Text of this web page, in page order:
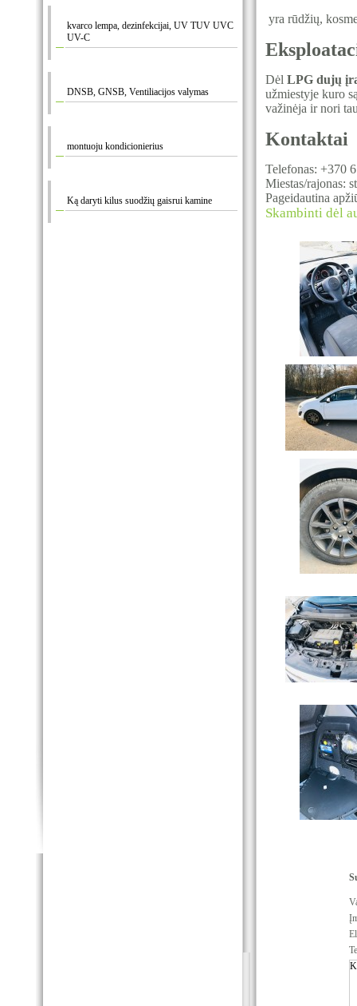
kvarco lempa, dezinfekcijai, UV TUV UVC
UV-C
DNSB, GNSB, Ventiliacijos valymas
montuoju kondicionierius
Ką daryti kilus suodžių gaisrui kamine
yra rūdžių,
Dėl LPG dujų
užmiestyje kuro
važinėja ir nori
Kontaktai
Telefonas: +370
Miestas/rajonas:
Pageidautina
Skambinti dėl